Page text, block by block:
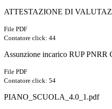
ATTESTAZIONE DI
File PDF
Contatore click: 44
Assunzione incarico RUP
File PDF
Contatore click: 54
PIANO_SCUOLA_4.0_1.pdf